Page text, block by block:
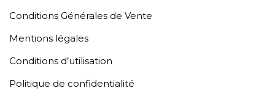
Conditions Générales de Vente
Mentions légales
Conditions d’utilisation
Politique de confidentialité